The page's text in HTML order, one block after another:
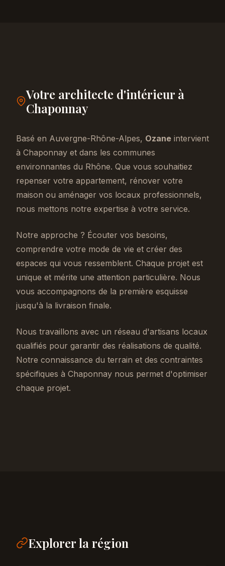
Votre architecte d'intérieur à
Chaponnay
Basé en Auvergne-Rhône-Alpes, Ozane intervient
à Chaponnay et dans les communes
environnantes du Rhône. Que vous souhaitiez
repenser votre appartement, rénover votre
maison ou aménager vos locaux professionnels,
nous mettons notre expertise à votre service.
Notre approche ? Écouter vos besoins,
comprendre votre mode de vie et créer des
espaces qui vous ressemblent. Chaque projet est
unique et mérite une attention particulière. Nous
vous accompagnons de la première esquisse
jusqu'à la livraison finale.
Nous travaillons avec un réseau d'artisans locaux
qualifiés pour garantir des réalisations de qualité.
Notre connaissance du terrain et des contraintes
spécifiques à Chaponnay nous permet d'optimiser
chaque projet.
Explorer la région